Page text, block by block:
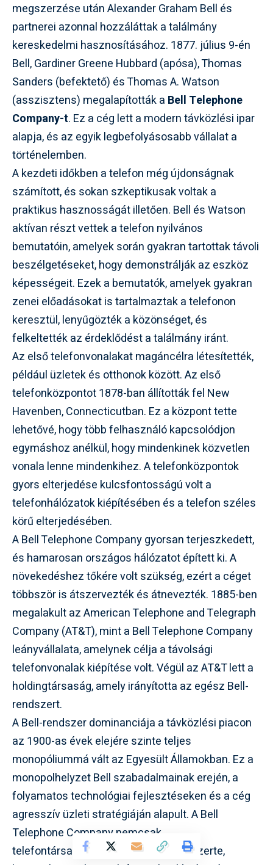
megszerzése után Alexander Graham Bell és
partnerei azonnal hozzáláttak a találmány
kereskedelmi hasznosításához. 1877. július 9-én
Bell, Gardiner Greene Hubbard (apósa), Thomas
Sanders (befektető) és Thomas A. Watson
(asszisztens) megalapították a Bell Telephone
Company-t. Ez a cég lett a modern távközlési ipar
alapja, és az egyik legbefolyásosabb vállalat a
történelemben.
A kezdeti időkben a telefon még újdonságnak
számított, és sokan szkeptikusak voltak a
praktikus hasznosságát illetően. Bell és Watson
aktívan részt vettek a telefon nyilvános
bemutatóin, amelyek során gyakran tartottak távoli
beszélgetéseket, hogy demonstrálják az eszköz
képességeit. Ezek a bemutatók, amelyek gyakran
zenei előadásokat is tartalmaztak a telefonon
keresztül, lenyűgözték a közönséget, és
felkeltették az érdeklődést a találmány iránt.
Az első telefonvonalakat magáncélra létesítették,
például üzletek és otthonok között. Az első
telefonközpontot 1878-ban állították fel New
Havenben, Connecticutban. Ez a központ tette
lehetővé, hogy több felhasználó kapcsolódjon
egymáshoz anélkül, hogy mindenkinek közvetlen
vonala lenne mindenkihez. A telefonközpontok
gyors elterjedése kulcsfontosságú volt a
telefonhálózatok kiépítésében és a telefon széles
körű elterjedésében.
A Bell Telephone Company gyorsan terjeszkedett,
és hamarosan országos hálózatot épített ki. A
növekedéshez tőkére volt szükség, ezért a céget
többször is átszervezték és átnevezték. 1885-ben
megalakult az American Telephone and Telegraph
Company (AT&T), mint a Bell Telephone Company
leányvállalata, amelynek célja a távolsági
telefonvonalak kiépítése volt. Végül az AT&T lett a
holdingtársaság, amely irányította az egész Bell-
rendszert.
A Bell-rendszer dominanciája a távközlési piacon
az 1900-as évek elejére szinte teljes
monopóliummá vált az Egyesült Államokban. Ez a
monopolhelyzet Bell szabadalmainak erején, a
folyamatos technológiai fejlesztéseken és a cég
agresszív üzleti stratégiáján alapult. A Bell
Telephone Company nemcsak
telefontársaságokat alapított országszerte,